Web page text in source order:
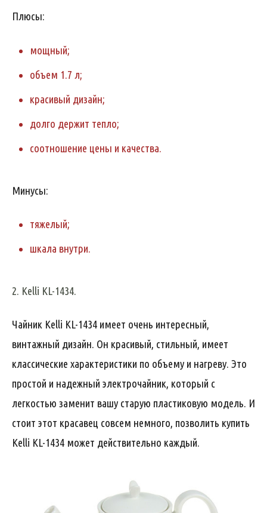
Плюсы:
мощный;
объем 1.7 л;
красивый дизайн;
долго держит тепло;
соотношение цены и качества.
Минусы:
тяжелый;
шкала внутри.
2. Kelli KL-1434.
Чайник Kelli KL-1434 имеет очень интересный,
винтажный дизайн. Он красивый, стильный, имеет
классические характеристики по объему и нагреву. Это
простой и надежный электрочайник, который с
легкостью заменит вашу старую пластиковую модель. И
стоит этот красавец совсем немного, позволить купить
Kelli KL-1434 может действительно каждый.